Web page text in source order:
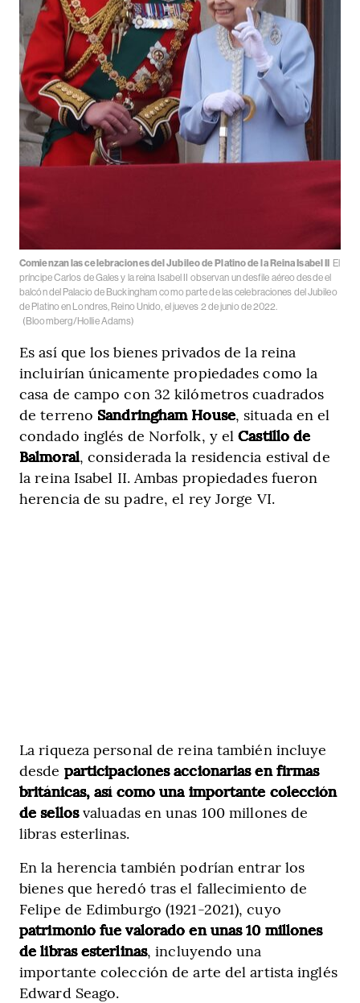
Comienzan las celebraciones del Jubileo de Platino de la Reina Isabel II El
príncipe Carlos de Gales y la reina Isabel II observan un desfile aéreo desde el
balcón del Palacio de Buckingham como parte de las celebraciones del Jubileo
de Platino en Londres, Reino Unido, el jueves 2 de junio de 2022.
(Bloomberg/Hollie Adams)
Es así que los bienes privados de la reina
incluirían únicamente propiedades como la
casa de campo con 32 kilómetros cuadrados
de terreno Sandringham House, situada en el
condado inglés de Norfolk, y elCastillo de
Balmoral, considerada la residencia estival de
la reina Isabel II. Ambas propiedades fueron
herencia de su padre, el rey Jorge VI.
La riqueza personal de reina también incluye
desde participaciones accionarias en firmas
británicas, así como una importante colección
de sellosvaluadas en unas 100 millones de
libras esterlinas.
En la herencia también podrían entrar los
bienes que heredó tras el fallecimiento de
Felipe de Edimburgo (1921-2021), cuyo
patrimonio fue valorado en unas 10 millones
de libras esterlinas, incluyendo una
importante colección de arte del artista inglés
Edward Seago.